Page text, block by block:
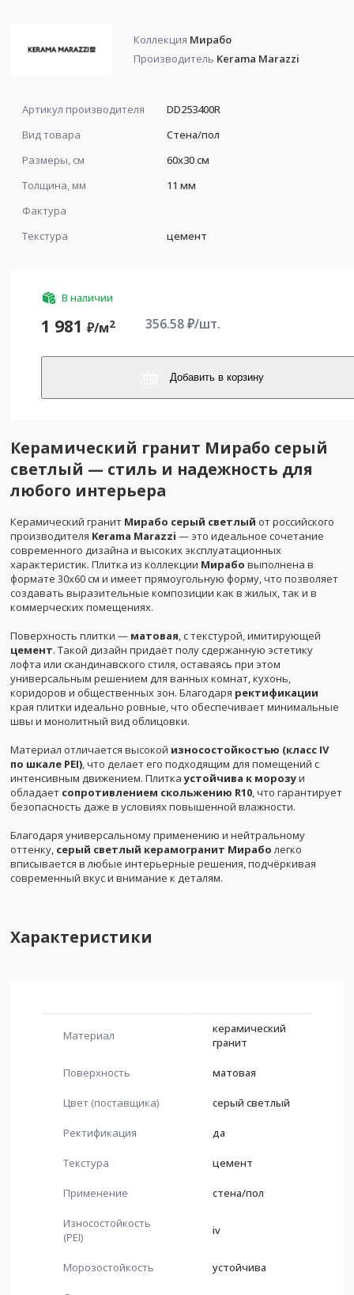
Коллекция Мирабо
Производитель Kerama Marazzi
Артикул производителя
DD253400R
Вид товара
Стена/пол
Размеры, см
60x30 см
Толщина, мм
11 мм
Фактура
Текстура
цемент
В наличии
1 981 ₽/м2 356.58₽/шт.
Добавить в корзину
Керамический гранит Мирабо серый
светлый — стиль и надежность для
любого интерьера
Керамический гранит Мирабо серый светлый от российского
производителя Kerama Marazzi — это идеальное сочетание
современного дизайна и высоких эксплуатационных
характеристик. Плитка из коллекции Мирабо выполнена в
формате 30х60 см и имеет прямоугольную форму, что позволяет
создавать выразительные композиции как в жилых, так и в
коммерческих помещениях.
Поверхность плитки — матовая , с текстурой, имитирующей
цемент. Такой дизайн придаёт полу сдержанную эстетику
лофта или скандинавского стиля, оставаясь при этом
универсальным решением для ванных комнат, кухонь,
коридоров и общественных зон. Благодаря ректификации
края плитки идеально ровные, что обеспечивает минимальные
швы и монолитный вид облицовки.
Материал отличается высокой износостойкостью (класс IV
по шкале PEI) , что делает его подходящим для помещений с
интенсивным движением. Плиткаустойчива к морозуи
обладает сопротивлением скольжению R10 , что гарантирует
безопасность даже в условиях повышенной влажности.
Благодаря универсальному применению и нейтральному
оттенку, серый светлый керамогранит Мирабо легко
вписывается в любые интерьерные решения, подчёркивая
современный вкус и внимание к деталям.
Характеристики
Материал
керамический
гранит
Поверхность матовая
Цвет (поставщика) серый светлый
Ректификация да
Текстура цемент
Применение стена/пол
Износостойкость
(PEI)
iv
Морозостойкость устойчива